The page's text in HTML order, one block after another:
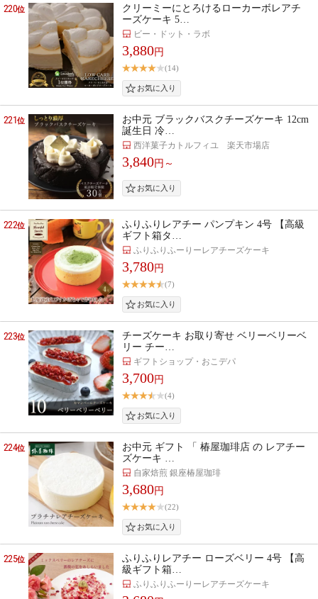
220位
クリーミーにとろけるローカーボレアチ
ーズケーキ 5…
ビー・ドット・ラボ
3,880円
(14)
221位
お中元 ブラックバスクチーズケーキ 12cm
誕生日 冷…
西洋菓子カトルフィユ 楽天市場店
3,840円～
222位
ふりふりレアチー パンプキン 4号 【高級
ギフト箱タ…
ふりふりふーりーレアチーズケーキ
3,780円
(7)
223位
チーズケーキ お取り寄せ ベリーベリーベ
リー チー…
ギフトショップ・おこデパ
3,700円
(4)
224位
お中元 ギフト 「 椿屋珈琲店 の レアチー
ズケーキ …
自家焙煎 銀座椿屋珈琲
3,680円
(22)
225位
ふりふりレアチー ローズベリー 4号 【高
級ギフト箱…
ふりふりふーりーレアチーズケーキ